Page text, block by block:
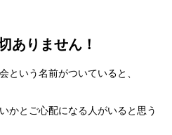
ありません！
という名前がついていると、
かとご心配になる人がいると思う